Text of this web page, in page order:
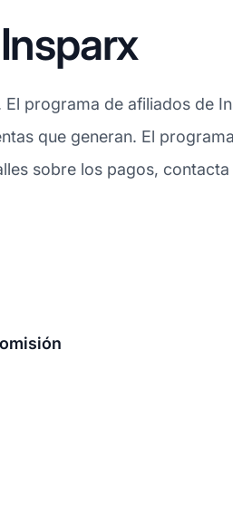
programa de afiliados de
que generan. El
sobre los pagos,